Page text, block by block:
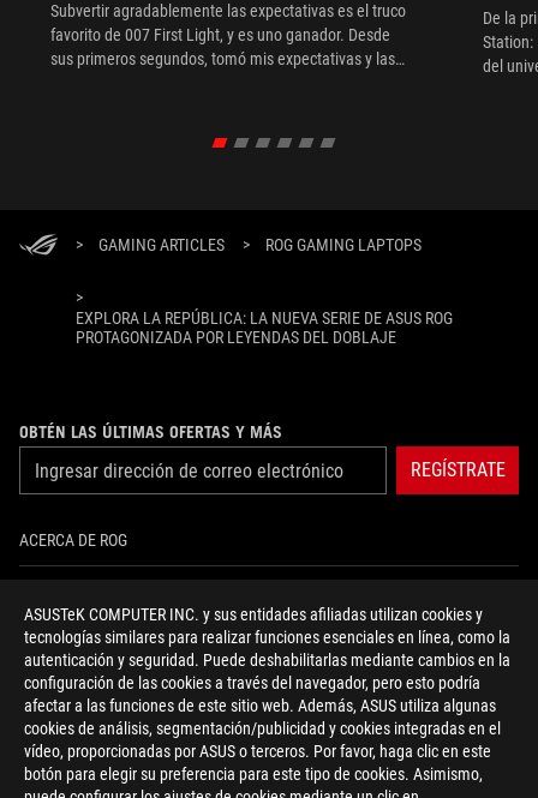
ASUSTeK COMPUTER INC. y sus entidades afiliadas utilizan cookies y
tecnologías similares para realizar funciones esenciales en línea, como la
autenticación y seguridad. Puede deshabilitarlas mediante cambios en la
configuración de las cookies a través del navegador, pero esto podría
afectar a las funciones de este sitio web. Además, ASUS utiliza algunas
cookies de análisis, segmentación/publicidad y cookies integradas en el
vídeo, proporcionadas por ASUS o terceros. Por favor, haga clic en este
botón para elegir su preferencia para este tipo de cookies. Asimismo,
Subvertir agradablemente las expectativas es el truco
favorito de 007 First Light, y es uno ganador. Desde
sus primeros segundos, tomó mis expectativas y las
De la
Station:
del
> GAMING ARTICLES > ROG GAMING LAPTOPS
>
EXPLORA LA REPÚBLICA: LA NUEVA SERIE DE ASUS ROG
PROTAGONIZADA POR LEYENDAS DEL DOBLAJE
OBTÉN LAS ÚLTIMAS OFERTAS Y MÁS
REGÍSTRATE
ACERCA DE ROG
NEWSROOM
NOTICIAS
facebooktwitteryoutubeinstagramdiscord